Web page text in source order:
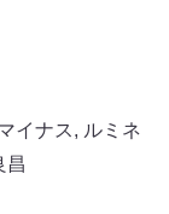
イナス, ルミネ
昌